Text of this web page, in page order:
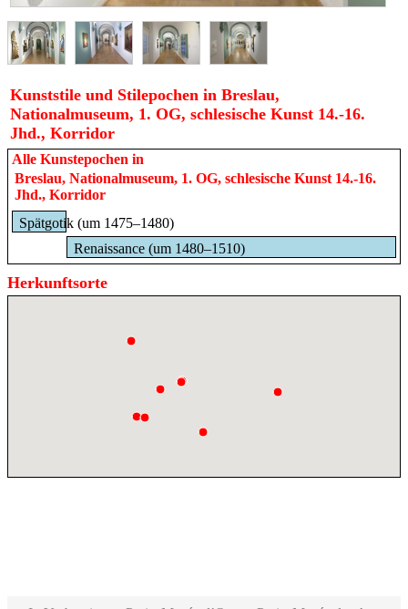
Kunststile und Stilepochen in Breslau,
Nationalmuseum, 1. OG, schlesische Kunst 14.-16.
Jhd., Korridor
Alle Kunstepochen in
Breslau, Nationalmuseum, 1. OG, schlesische Kunst 14.-16.
Jhd., Korridor
Spätgotik (um 1475–1480)
Renaissance (um 1480–1510)
Herkunftsorte